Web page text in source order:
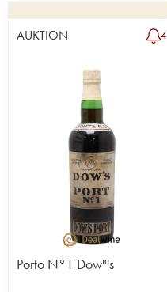
AUKTION 4
Porto N°1 Dow"'s